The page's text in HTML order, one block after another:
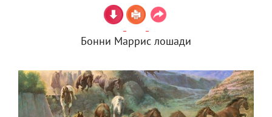
Бонни Маррис лошади